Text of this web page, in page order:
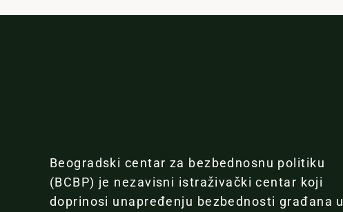
Beogradski centar za bezbednosnu politiku
(BCBP) je nezavisni istraživački centar koji
doprinosi unapređenju bezbednosti građana u